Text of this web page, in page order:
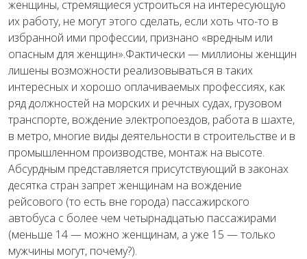
женщины, стремящиеся устроиться на интересующую
их работу, не могут этого сделать, если хоть что-то в
избранной ими профессии, признано «вредным или
опасным для женщин».Фактически — миллионы женщин
лишены возможности реализовываться в таких
интересных и хорошо оплачиваемых профессиях, как
ряд должностей на морских и речных судах, грузовом
транспорте, вождение электропоездов, работа в шахте,
в метро, многие виды деятельности в строительстве и в
промышленном производстве, монтаж на высоте.
Абсурдным представляется присутствующий в законах
десятка стран запрет женщинам на вождение
рейсового (то есть вне города) пассажирского
автобуса с более чем четырнадцатью пассажирами
(меньше 14 — можно женщинам, а уже 15 — только
мужчины могут, почему?).